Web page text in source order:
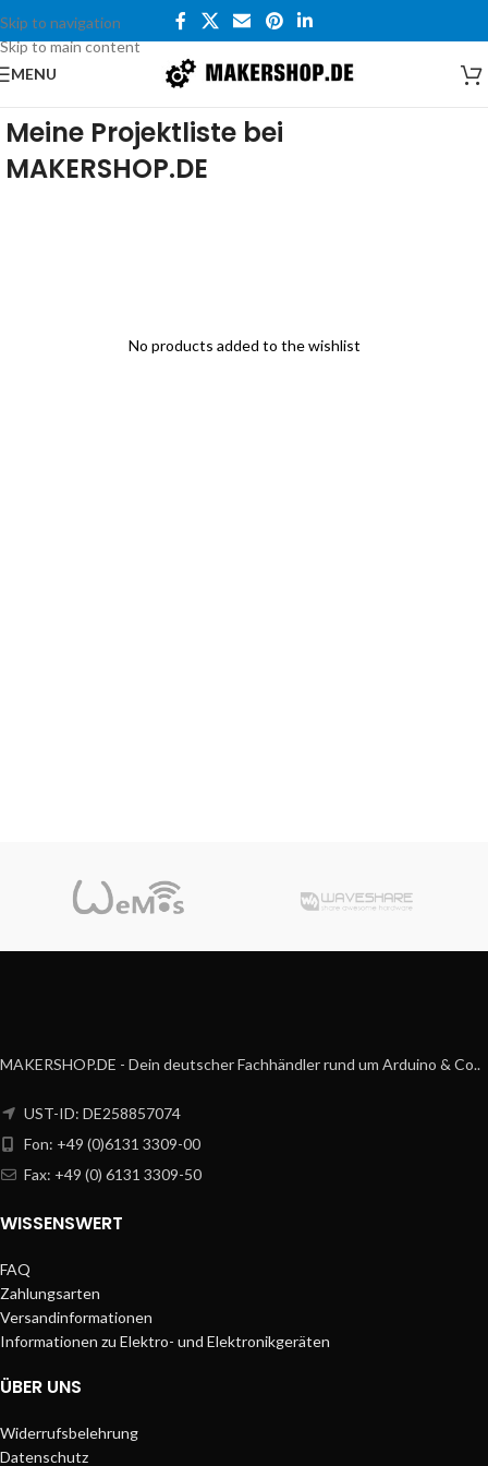
Skip to navigation
Skip to main content
MENU
Meine Projektliste bei
MAKERSHOP.DE
No products added to the wishlist
MAKERSHOP.DE - Dein deutscher Fachhändler rund um Arduino & Co..
UST-ID: DE258857074
Fon: +49 (0)6131 3309-00
Fax: +49 (0) 6131 3309-50
WISSENSWERT
FAQ
Zahlungsarten
Versandinformationen
Informationen zu Elektro- und Elektronikgeräten
ÜBER UNS
Widerrufsbelehrung
Datenschutz